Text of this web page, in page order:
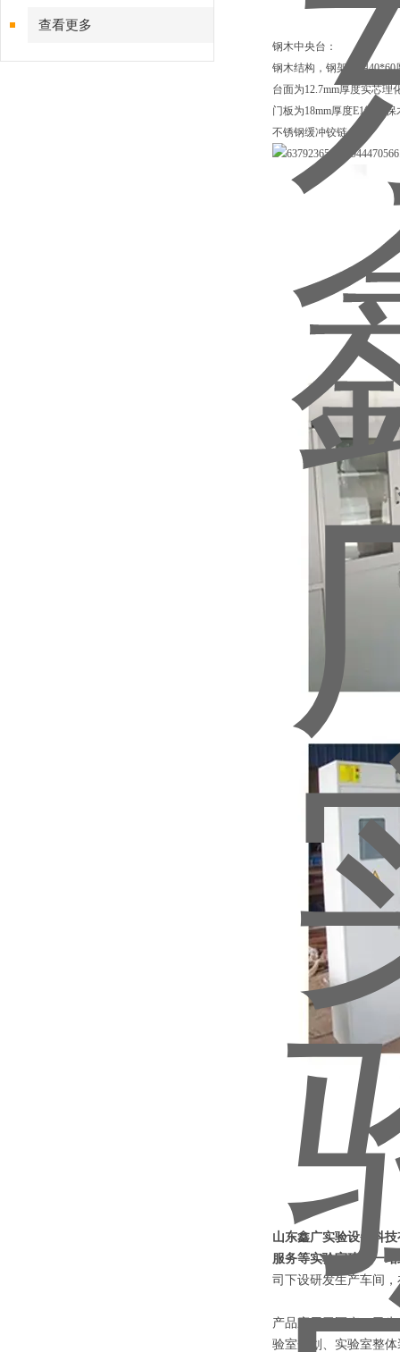
查看更多
钢木中央台：
钢木结构，钢架采用
台面为12.7mm厚度实芯理
门板为18mm厚度E1级环
不锈钢缓冲铰链。
山东鑫广实验设备科
服务等实验室建造一
司下设研发生产车间
产品应用于医疗、卫
验室规划、实验室整